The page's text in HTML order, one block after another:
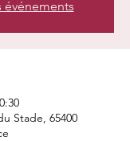
événements
Stade, 65400